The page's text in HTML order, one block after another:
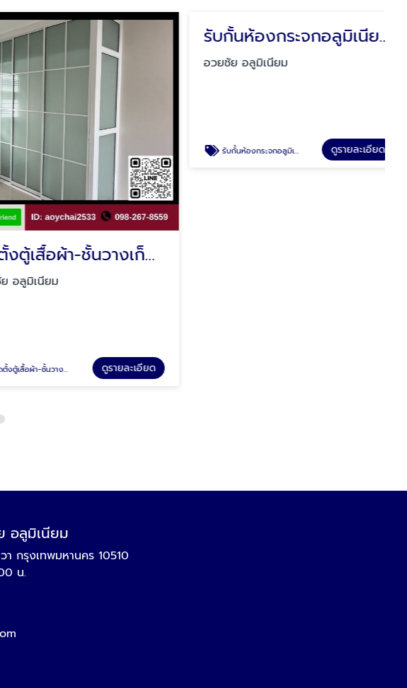
ติดตั้งตู้เสื้อผ้า-ชั้นวางเก็บของ-บานซิงค์ คลองสามวา
มิเนียม
บของ-บานซิงค์ คลองสามวา ดูรายละเอียด
รับกั้นห้องกระจกอลูมิเนียม รามอินทรา
อวยชัย อลูมิเนียม
รับกั้นห้องกระจกอลูมิเนียม รามอินทรา ดูรายละเอียด
อลูมิเนียม
กรุงเทพมหานคร 10510
น.